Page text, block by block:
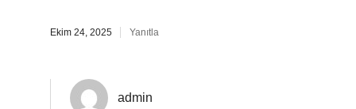
Ekim 24, 2025 Yanıtla
admin